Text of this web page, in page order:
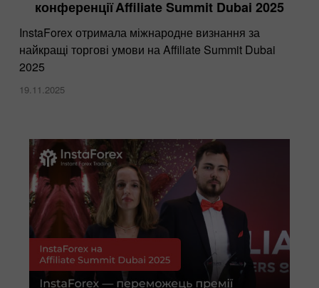
конференції Affiliate Summit Dubai 2025
InstaForex отримала міжнародне визнання за
найкращі торгові умови на Affiliate Summit Dubai
2025
19.11.2025